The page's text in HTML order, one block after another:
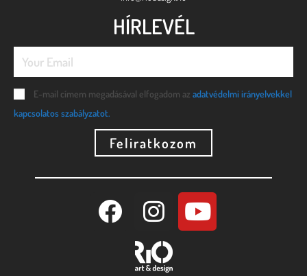
HÍRLEVÉL
E-mail címem megadásával elfogadom az adatvédelmi irányelvekkel
kapcsolatos szabályzatot.
Feliratkozom